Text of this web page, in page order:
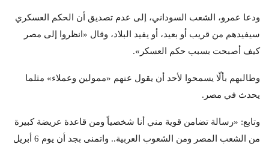
ودعا عمرو، الشعب السوداني، إلى عدم تصديق أن الحكم العسكري
سيفيدهم من قريب أو بعيد، أو يفيد البلاد، وقال «انظروا إلى مصر
كيف أصبحت بسبب حكم العسكر».
وطالبهم بألّا يسمحوا لأحد أن يقول عنهم «ممولين وعملاء» مثلما
يحدث في مصر.
وتابع: «رسالة تضامن قوية مني أنا شخصياً ومن قاعدة عريضة كبيرة
من الشعب المصر ومن الشعوب العربية.. واتمنى بجد أن يوم 6 أبريل